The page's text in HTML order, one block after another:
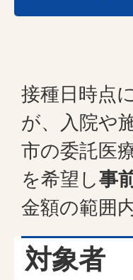
接種日時点
が、入院や
市の委託医
を希望し事
金額の範囲
対象者